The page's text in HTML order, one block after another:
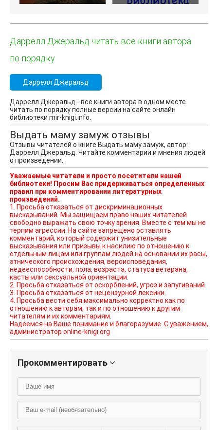
Даррелл Джеральд читать все книги автора
по порядку
Даррелл Джеральд
Даррелл Джеральд - все книги автора в одном месте
читать по порядку полные версии на сайте онлайн
библиотеки mir-knigi.info.
Выдать маму замуж отзывы
Отзывы читателей о книге Выдать маму замуж, автор:
Даррелл Джеральд. Читайте комментарии и мнения людей
о произведении.
Уважаемые читатели и просто посетители нашей
библиотеки! Просим Вас придерживаться определенных
правил при комментировании литературных
произведений.
1. Просьба отказаться от дискриминационных
высказываний. Мы защищаем право наших читателей
свободно выражать свою точку зрения. Вместе с тем мы не
терпим агрессии. На сайте запрещено оставлять
комментарий, который содержит унизительные
высказывания или призывы к насилию по отношению к
отдельным лицам или группам людей на основании их расы,
этнического происхождения, вероисповедания,
недееспособности, пола, возраста, статуса ветерана,
касты или сексуальной ориентации.
2. Просьба отказаться от оскорблений, угроз и запугиваний.
3. Просьба отказаться от нецензурной лексики.
4. Просьба вести себя максимально корректно как по
отношению к авторам, так и по отношению к другим
читателям и их комментариям.
Надеемся на Ваше понимание и благоразумие. С уважением,
администратор online-knigi.org
Прокомментировать